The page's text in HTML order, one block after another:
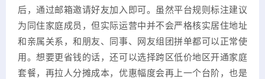
后，通过邮箱邀请好友加入即可。虽然平台规则标注建议
为同住家庭成员，但实际运营中并不会严格核实居住地址
和亲属关系，和朋友、同事、网友组团拼单都可以正常使
用。想要更省钱的话，还可以选择跨区低价地区开通家庭
套餐，再拉人分摊成本，优惠幅度会再上一个台阶，也是